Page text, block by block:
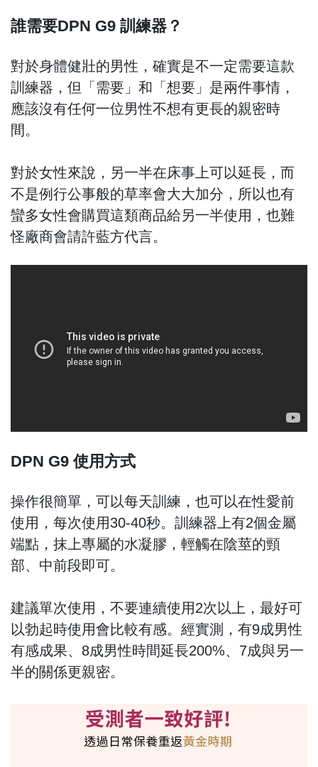
誰需要DPN G9 訓練器？
對於身體健壯的男性，確實是不一定需要這款
訓練器，但「需要」和「想要」是兩件事情，
應該沒有任何一位男性不想有更長的親密時
間。
對於女性來說，另一半在床事上可以延長，而
不是例行公事般的草率會大大加分，所以也有
蠻多女性會購買這類商品給另一半使用，也難
怪廠商會請許藍方代言。
DPN G9 使用方式
操作很簡單，可以每天訓練，也可以在性愛前
使用，每次使用30-40秒。訓練器上有2個金屬
端點，抹上專屬的水凝膠，輕觸在陰莖的頸
部、中前段即可。
建議單次使用，不要連續使用2次以上，最好可
以勃起時使用會比較有感。經實測，有9成男性
有感成果、8成男性時間延長200%、7成與另一
半的關係更親密。